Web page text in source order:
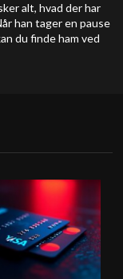
alt, hvad der har
han tager en pause
du finde ham ved